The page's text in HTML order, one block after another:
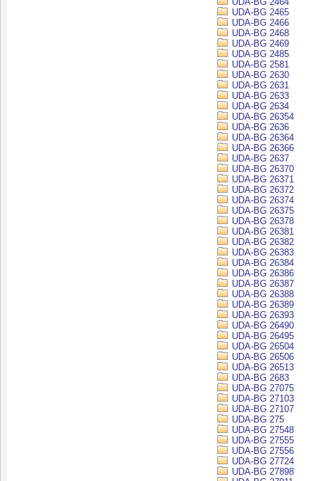
UDA-BG 2465
UDA-BG 2466
UDA-BG 2468
UDA-BG 2469
UDA-BG 2485
UDA-BG 2581
UDA-BG 2630
UDA-BG 2631
UDA-BG 2633
UDA-BG 2634
UDA-BG 26354
UDA-BG 2636
UDA-BG 26364
UDA-BG 26366
UDA-BG 2637
UDA-BG 26370
UDA-BG 26371
UDA-BG 26372
UDA-BG 26374
UDA-BG 26375
UDA-BG 26378
UDA-BG 26381
UDA-BG 26382
UDA-BG 26383
UDA-BG 26384
UDA-BG 26386
UDA-BG 26387
UDA-BG 26388
UDA-BG 26389
UDA-BG 26393
UDA-BG 26490
UDA-BG 26495
UDA-BG 26504
UDA-BG 26506
UDA-BG 26513
UDA-BG 2683
UDA-BG 27075
UDA-BG 27103
UDA-BG 27107
UDA-BG 275
UDA-BG 27548
UDA-BG 27555
UDA-BG 27556
UDA-BG 27724
UDA-BG 27898